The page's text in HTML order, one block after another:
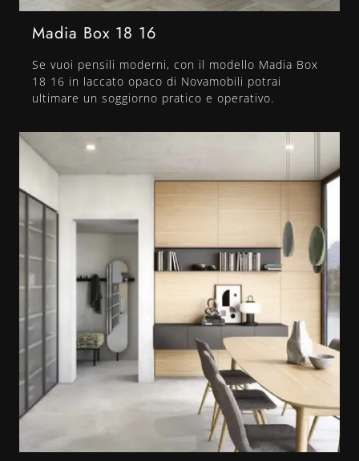
Madia Box 18 16
Se vuoi pensili moderni, con il modello Madia Box
18 16 in laccato opaco di Novamobili potrai
ultimare un soggiorno pratico e operativo.